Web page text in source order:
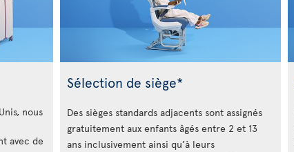
nous
avec de
Sélection de siège*
Des sièges standards adjacents sont assignés
gratuitement aux enfants âgés entre 2 et 13
ans inclusivement ainsi qu’à leurs